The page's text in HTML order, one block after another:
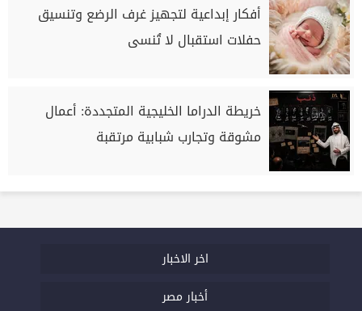
أفكار إبداعية لتجهيز غرف الرضع وتنسيق
حفلات استقبال لا تُنسى
خريطة الدراما الخليجية المتجددة: أعمال
مشوقة وتجارب شبابية مرتقبة
اخر الاخبار
أخبار مصر